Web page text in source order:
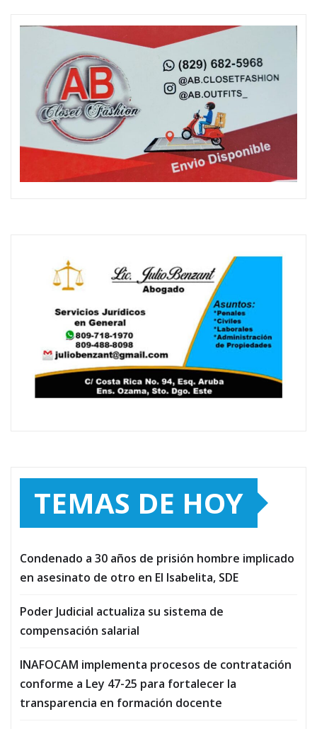
TEMAS DE HOY
Condenado a 30 años de prisión hombre implicado
en asesinato de otro en El Isabelita, SDE
Poder Judicial actualiza su sistema de
compensación salarial
INAFOCAM implementa procesos de contratación
conforme a Ley 47-25 para fortalecer la
transparencia en formación docente